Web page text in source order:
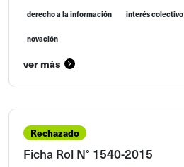
derecho a la información interés colectivo
novación
ver más
Rechazado
Ficha Rol N° 1540-2015